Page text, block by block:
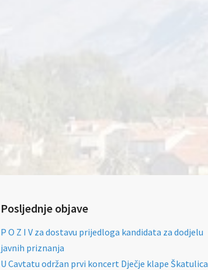
Posljednje objave
P O Z I V za dostavu prijedloga kandidata za dodjelu
javnih priznanja
U Cavtatu održan prvi koncert Dječje klape Škatulica